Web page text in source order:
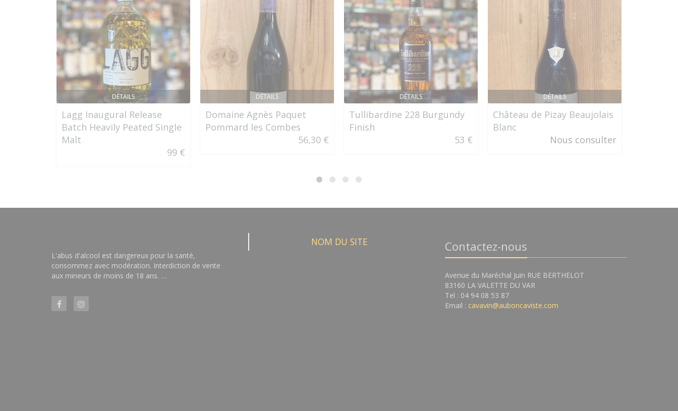
DÉTAILS
Lagg Inaugural Release
Batch Heavily Peated Single
Malt
99 €
DÉTAILS
Domaine Agnès Paquet
Pommard les Combes
56,30 €
DÉTAILS
Tullibardine 228 Burgundy
Finish
53 €
DÉTAILS
Château de Pizay Beaujolais
Blanc
Nous consulter
L'abus d'alcool est dangereux pour la santé,
consommez avec modération. Interdiction de vente
aux mineurs de moins de 18 ans. …
NOM DU SITE Contactez-nous
Avenue du Maréchal Juin RUE BERTHELOT
83160 LA VALETTE DU VAR
Tel : 04 94 08 53 87
Email : cavavin@auboncaviste.com